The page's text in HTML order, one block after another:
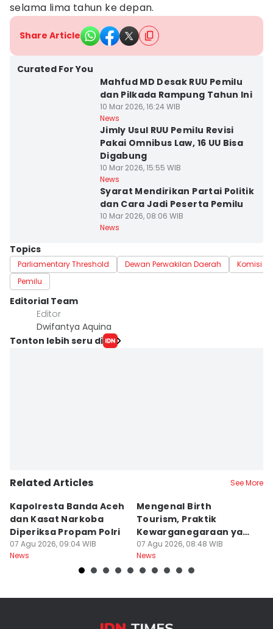
selama lima tahun ke depan.
Share Article
Curated For You
Mahfud MD Desak RUU Pemilu
dan Pilkada Rampung Tahun Ini
10 Mar 2026, 16:24 WIB
News
Jimly Usul RUU Pemilu Revisi
Pakai Omnibus Law, 16 UU Bisa
Digabung
10 Mar 2026, 15:55 WIB
News
Syarat Mendirikan Partai Politik
dan Cara Jadi Peserta Pemilu
10 Mar 2026, 08:06 WIB
News
Topics
Parliamentary Threshold Dewan Perwakilan Daerah
Komisi
Pemilu
Editorial Team
Editor
Dwifantya Aquina
Tonton lebih seru di
Related Articles See More
Kapolresta Banda Aceh
dan Kasat Narkoba
Diperiksa Propam Polri
07 Agu 2026, 09:04 WIB
News
Mengenal Birth
Tourism, Praktik
Kewarganegaraan yang
Bikin Trump Gerah
07 Agu 2026, 08:48 WIB
News